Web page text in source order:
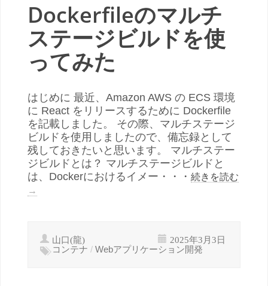
Dockerfileのマルチ
ステージビルドを使
ってみた
はじめに 最近、Amazon AWS の ECS 環境
に React をリリースするために Dockerfile
を記載しました。 その際、マルチステージ
ビルドを使用しましたので、備忘録として
残しておきたいと思います。 マルチステー
ジビルドとは？ マルチステージビルドと
は、Dockerにおけるイメー・・・ 続きを読む
→
山口(龍) 2025年3月3日
コンテナ / Webアプリケーション開発